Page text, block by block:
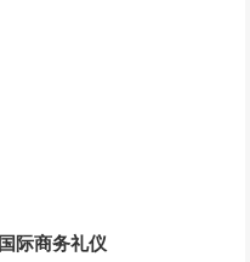
国际商务礼仪